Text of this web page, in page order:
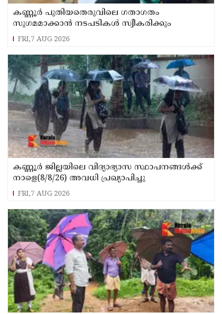
കണ്ണൂർ പുതിയതെരുവിലെ ഗതാഗതം
സുഗമമാക്കാന്‍ നടപടികള്‍ സ്വീകരിക്കും
FRI,7 AUG 2026
കണ്ണൂർ ജില്ലയിലെ വിദ്യാഭ്യാസ സ്ഥാപനങ്ങള്‍ക്ക്
നാളെ(8/8/26) അവധി പ്രഖ്യാപിച്ചു
FRI,7 AUG 2026